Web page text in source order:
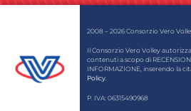
2008 – 2026 Consorzio Vero
Il Consorzio Vero Volley
contenuti a scopo di
INFORMAZIONE, inserendo la
Policy
P. IVA: 06315490968